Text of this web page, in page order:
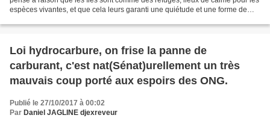
espèces vivantes, et que cela leurs garanti une quiétude et une forme de
Loi hydrocarbure, on frise la panne de
carburant, c'est nat(Sénat)urellement un très
mauvais coup porté aux espoirs des ONG.
Publié le 27/10/2017 à 00:02
Par Daniel JAGLINE djexreveur